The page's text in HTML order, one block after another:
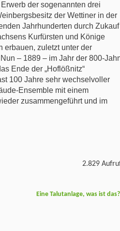
der sogenannten drei
der Wettiner in der
Jahrhunderten durch Zukauf
Kurfürsten und Könige
erbauen, zuletzt unter der
– 1889 – im Jahr der 800-
Ende der „Hoflößnitz“
100 Jahre sehr wechselvoller
Ensemble mit einem
zusammengeführt und im
2.829
Eine Talutanlage, was ist das?